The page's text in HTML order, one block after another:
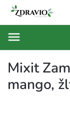
Mixit
mango,